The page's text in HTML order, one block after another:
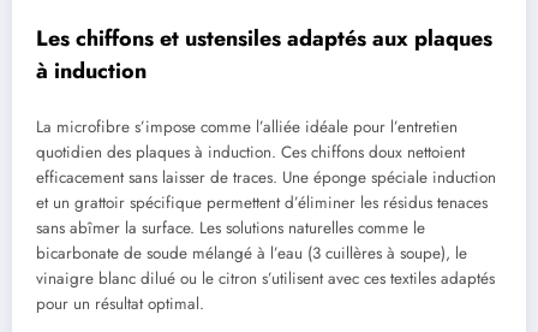
Les chiffons et ustensiles adaptés aux plaques
à induction
La microfibre s’impose comme l’alliée idéale pour l’entretien
quotidien des plaques à induction. Ces chiffons doux nettoient
efficacement sans laisser de traces. Une éponge spéciale induction
et un grattoir spécifique permettent d’éliminer les résidus tenaces
sans abîmer la surface. Les solutions naturelles comme le
bicarbonate de soude mélangé à l’eau (3 cuillères à soupe), le
vinaigre blanc dilué ou le citron s’utilisent avec ces textiles adaptés
pour un résultat optimal.